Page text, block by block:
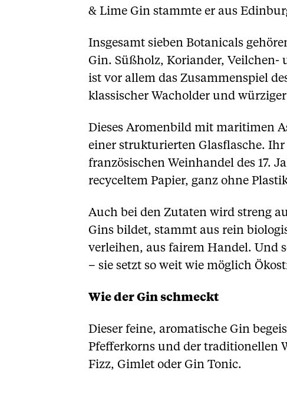
& Lime Gin stammte er aus
Insgesamt sieben Botanicals
Gin. Süßholz, Koriander, Veilchen-
ist vor allem das Zusammenspiel
klassischer Wacholder und
Dieses Aromenbild mit maritimen
einer strukturierten Glasflasche. Ihr
französischen Weinhandel des 17.
recyceltem Papier, ganz ohne
Auch bei den Zutaten wird streng
Gins bildet, stammt aus rein
verleihen, aus fairem Handel. Und
– sie setzt so weit wie möglich
Wie der Gin schmeckt
Dieser feine, aromatische Gin
Pfefferkorns und der traditionellen
Fizz, Gimlet oder Gin Tonic.